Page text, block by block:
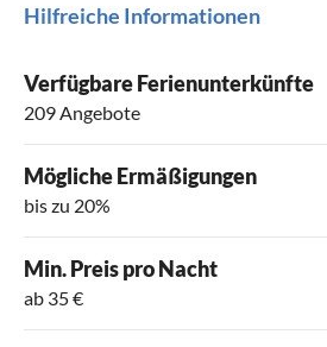
Hilfreiche Informationen
Verfügbare Ferienunterkünfte
209 Angebote
Mögliche Ermäßigungen
bis zu 20%
Min. Preis pro Nacht
ab 35 €